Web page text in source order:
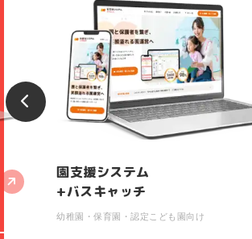
園支援システム
+バスキャッチ
幼稚園・保育園・認定こども園向け